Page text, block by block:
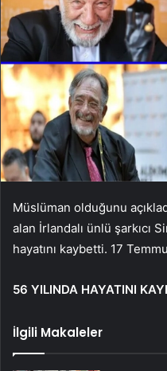
Müslüman olduğunu
alan İrlandalı ünlü şarkıcı
hayatını kaybetti. 17
56 YILINDA HAYATINI
İlgili Makaleler